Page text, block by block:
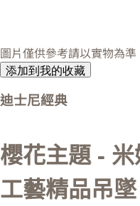
圖片僅供參考請以實物為準
添加到我的收藏
迪士尼經典
櫻花主題 -
工藝精品吊墜